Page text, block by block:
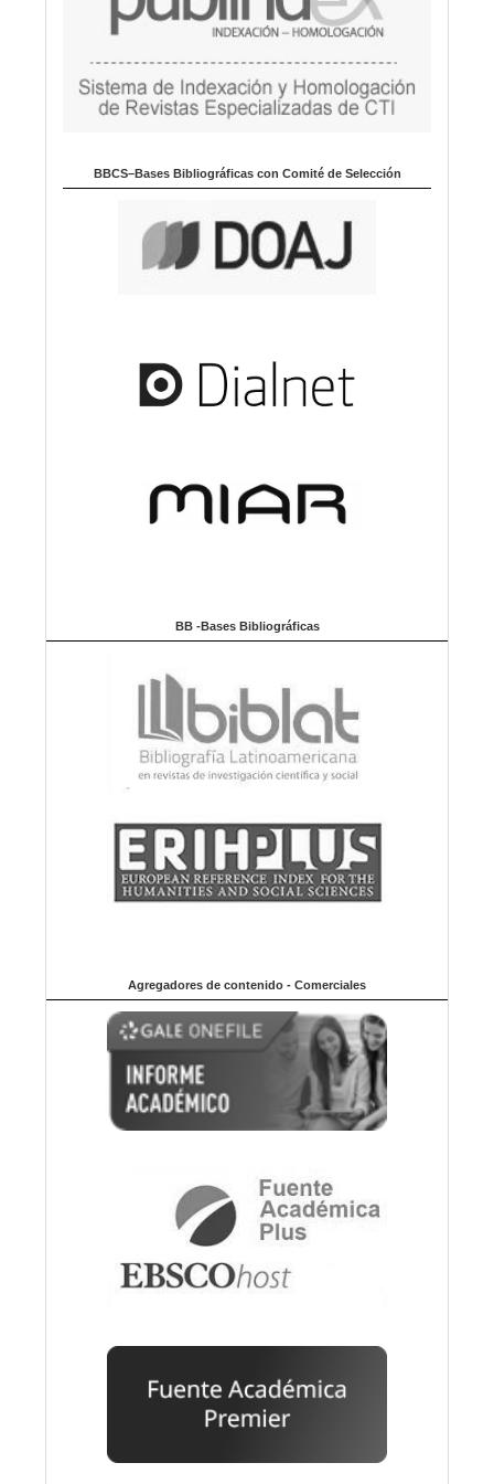
BBCS–Bases Bibliográficas con Comité de Selección
BB -Bases Bibliográficas
Agregadores de contenido - Comerciales